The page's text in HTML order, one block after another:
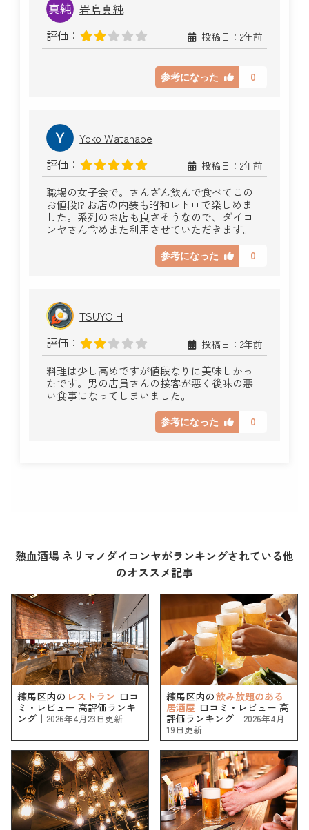
岩島真純
評価：
投稿日：2年前
参考になった 0
Yoko Watanabe
評価：
投稿日：2年前
職場の女子会で。さんざん飲んで食べてこの
お値段⁉︎ お店の内装も昭和レトロで楽しめま
した。系列のお店も良さそうなので、ダイコ
ンヤさん含めまた利用させていただきます。
参考になった 0
TSUYO H
評価：
投稿日：2年前
料理は少し高めですが値段なりに美味しかっ
たです。男の店員さんの接客が悪く後味の悪
い食事になってしまいました。
参考になった 0
熱血酒場 ネリマノダイコンヤがランキングされている他
のオススメ記事
練馬区内の レストラン 口コ
ミ・レビュー 高評価ランキ
ング｜ 2026年4月23日更新
練馬区内の飲み放題のある
居酒屋 口コミ・レビュー 高
評価ランキング｜ 2026年4月
19日更新